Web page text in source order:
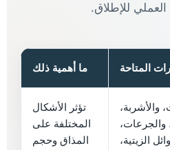
للإطلاق.
المتاحة ما أهمية ذلك
والأشربة،
والجرعات،
الزيتية،
تؤثر الأشكال
المختلفة على
المذاق وحجم